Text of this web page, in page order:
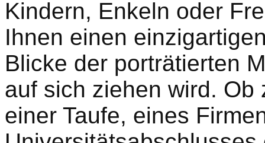
Kindern, Enkeln oder
Ihnen einen
Blicke der porträtierten
auf sich ziehen wird.
einer Taufe, eines